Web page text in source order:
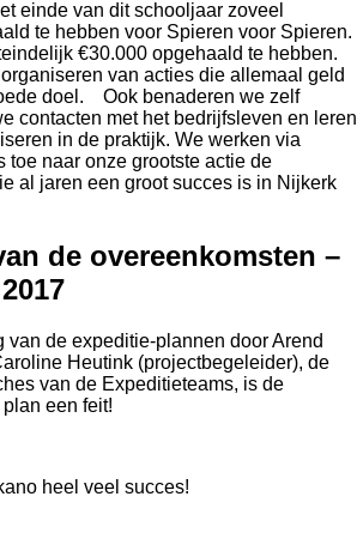
einde van dit schooljaar zoveel
te hebben voor Spieren voor Spieren.
€30.000 opgehaald te hebben.
van acties die allemaal geld
doel. Ook benaderen we zelf
contacten met het bedrijfsleven en leren
in de praktijk. We werken via
toe naar onze grootste actie de
al jaren een groot succes is in Nijkerk
de overeenkomsten –
van de expeditie-plannen door Arend
Heutink (projectbegeleider), de
van de Expeditieteams, is de
een feit!
heel veel succes!